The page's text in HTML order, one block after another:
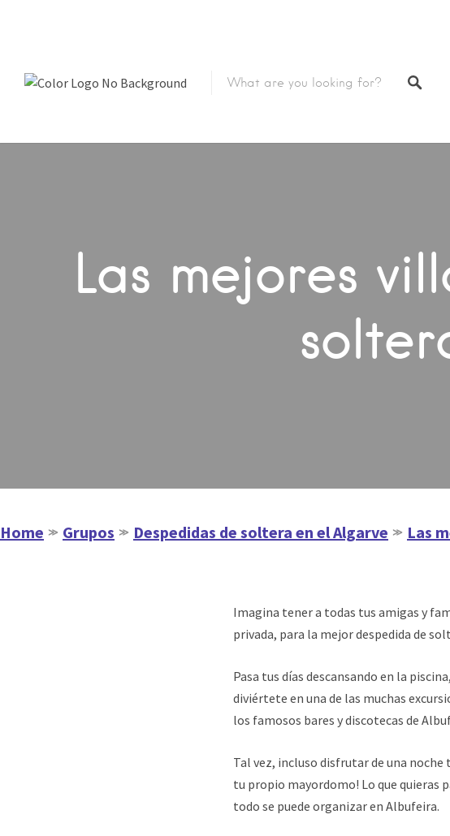
Las mejores
Home ≫ Grupos ≫ Despedidas de soltera en el Algarve ≫ Las
Imagina tener a todas tus amigas y
privada, para la mejor despedida de
Pasa tus días descansando en la
diviértete en una de las muchas
los famosos bares y discotecas de
Tal vez, incluso disfrutar de una
tu propio mayordomo! Lo que quieras
todo se puede organizar en Albufeira.